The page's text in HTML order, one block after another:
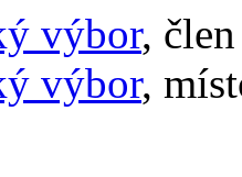
výbor,
výbor,